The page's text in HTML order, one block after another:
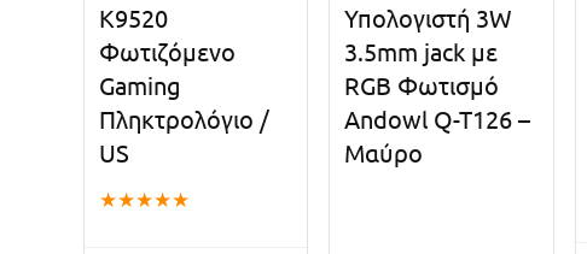
K9520
Φωτιζόμενο
Gaming
Πληκτρολόγιο /
US
★★★★★
Υπολογιστή 3W
3.5mm jack με
RGB Φωτισμό
Andowl Q-T126 –
Μαύρο